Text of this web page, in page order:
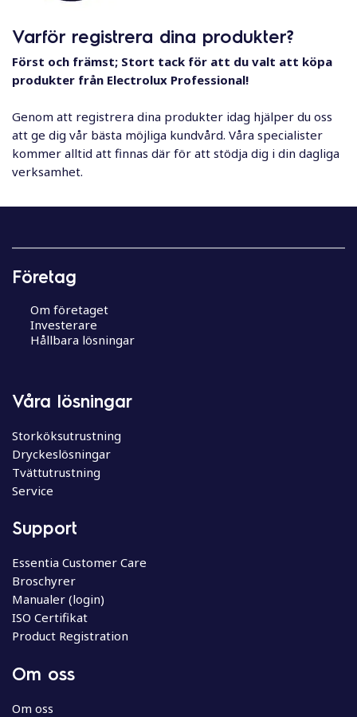
Varför registrera dina produkter?
Först och främst; Stort tack för att du valt att köpa
produkter från Electrolux Professional!
Genom att registrera dina produkter idag hjälper du oss
att ge dig vår bästa möjliga kundvård. Våra specialister
kommer alltid att finnas där för att stödja dig i din dagliga
verksamhet.
Företag
Om företaget
Investerare
Hållbara lösningar
Våra lösningar
Storköksutrustning
Dryckeslösningar
Tvättutrustning
Service
Support
Essentia Customer Care
Broschyrer
Manualer (login)
ISO Certifikat
Product Registration
Om oss
Om oss